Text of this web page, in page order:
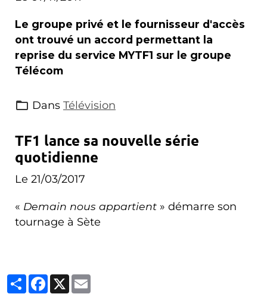
Le groupe privé et le fournisseur d'accès
ont trouvé un accord permettant la
reprise du service MYTF1 sur le groupe
Télécom
Dans Télévision
TF1 lance sa nouvelle série
quotidienne
Le 21/03/2017
« Demain nous appartient » démarre son
tournage à Sète
Partager
Facebook
X